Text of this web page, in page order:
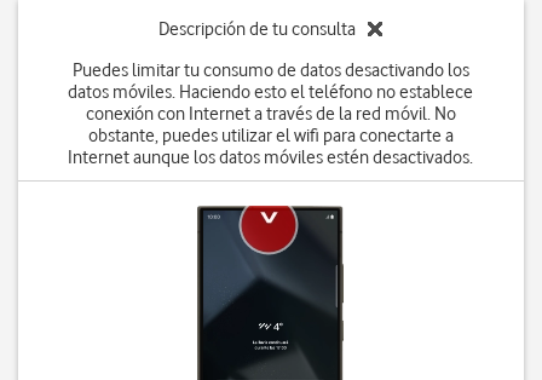
Descripción de tu consulta
Puedes limitar tu consumo de datos desactivando los
datos móviles. Haciendo esto el teléfono no establece
conexión con Internet a través de la red móvil. No
obstante, puedes utilizar el wifi para conectarte a
Internet aunque los datos móviles estén desactivados.